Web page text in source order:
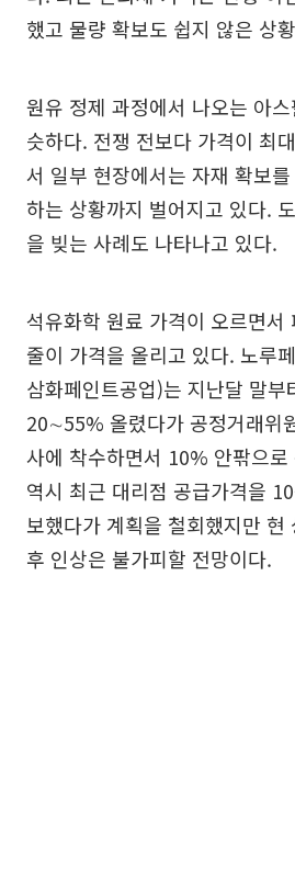
했고 물량 확보도 쉽지 않은 상
원유 정제 과정에서 나오는 아
슷하다. 전쟁 전보다 가격이 최
서 일부 현장에서는 자재 확보
하는 상황까지 벌어지고 있다.
을 빚는 사례도 나타나고 있다.
석유화학 원료 가격이 오르면서
줄이 가격을 올리고 있다. 노루
삼화페인트공업)는 지난달 말부
20∼55% 올렸다가 공정거래위
사에 착수하면서 10% 안팎으로
역시 최근 대리점 공급가격을
보했다가 계획을 철회했지만 현
후 인상은 불가피할 전망이다.